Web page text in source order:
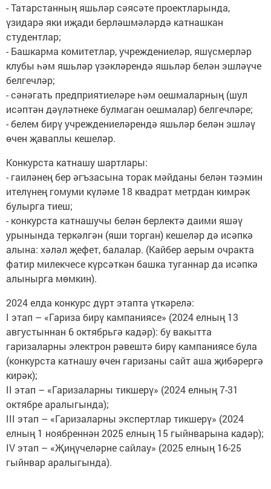
- Татарстанның яшьләр сәясәте проектларында,
үзидарә яки иҗади берләшмәләрдә катнашкан
студентлар;
- Башкарма комитетлар, учреждениеләр, яшүсмерләр
клубы һәм яшьләр үзәкләрендә яшьләр белән эшләүче
белгечләр;
- сәнәгать предприятиеләре һәм оешмаларның (шул
исәптән дәүләтнеке булмаган оешмалар) белгечләре;
- белем бирү учреждениеләрендә яшьләр белән эшләү
өчен җаваплы кешеләр.
Конкурста катнашу шартлары:
- гаиләнең бер әгъзасына торак мәйданы белән тәэмин
ителүнең гомуми күләме 18 квадрат метрдан кимрәк
булырга тиеш;
- конкурста катнашучы белән берлектә даими яшәү
урынында теркәлгән (яши торган) кешеләр дә исәпкә
алына: хәләл җефет, балалар. (Кайбер аерым очракта
фатир милекчесе күрсәткән башка туганнар да исәпкә
алынырга мөмкин).
2024 елда конкурс дүрт этапта үткәрелә:
I этап – «Гариза бирү кампаниясе» (2024 елның 13
августыннан 6 октябрьгә кадәр): бу вакытта
гаризаларны электрон рәвештә бирү кампаниясе була
(конкурста катнашу өчен гаризаны сайт аша җибәрергә
кирәк);
II этап – «Гаризаларны тикшерү» (2024 елның 7-31
октябре аралыгында);
III этап – «Гаризаларны экспертлар тикшерү» (2024
елның 1 ноябреннән 2025 елның 15 гыйнварына кадәр);
IV этап – «Җиңүчеләрне сайлау» (2025 елның 16-25
гыйнвар аралыгында).